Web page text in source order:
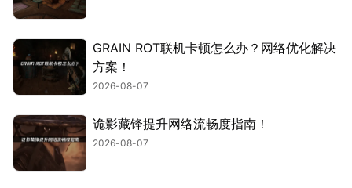
GRAIN ROT联机卡顿怎么办？网络优化解决
方案！
2026-08-07
诡影藏锋提升网络流畅度指南！
2026-08-07